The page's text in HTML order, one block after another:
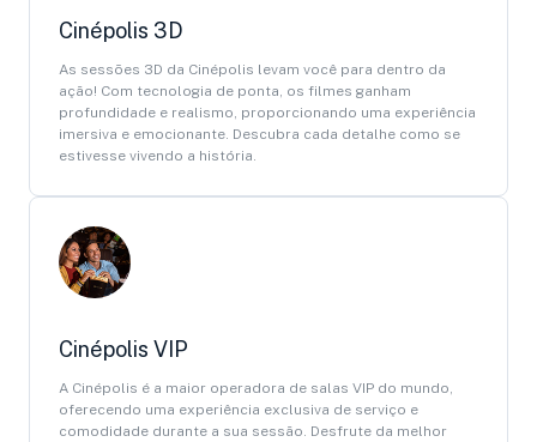
Cinépolis 3D
As sessões 3D da Cinépolis levam você para dentro da
ação! Com tecnologia de ponta, os filmes ganham
profundidade e realismo, proporcionando uma experiência
imersiva e emocionante. Descubra cada detalhe como se
estivesse vivendo a história.
Cinépolis VIP
A Cinépolis é a maior operadora de salas VIP do mundo,
oferecendo uma experiência exclusiva de serviço e
comodidade durante a sua sessão. Desfrute da melhor